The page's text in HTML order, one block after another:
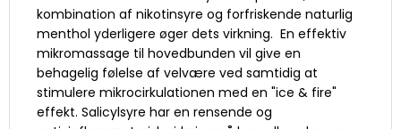
kombination af nikotinsyre og forfriskende naturlig
menthol yderligere øger dets virkning. En effektiv
mikromassage til hovedbunden vil give en
behagelig følelse af velvære ved samtidig at
stimulere mikrocirkulationen med en "ice & fire"
effekt. Salicylsyre har en rensende og